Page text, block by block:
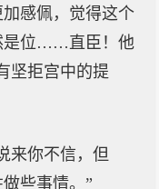
感佩，觉得这个
是位……直臣！他
坚拒宫中的提
来你不信，但
些事情。”